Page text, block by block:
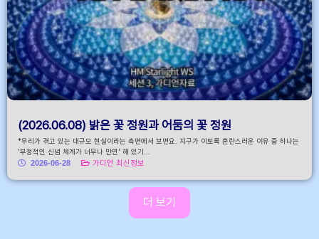
(2026.06.08) 밝은 꽃 정원과 어둠의 꽃 정원
*우리가 겪고 있는 대규모 현실이라는 측면에서 보면요. 지구가 이토록 혼란스러운 이유 중 하나는
'부정적인 신념 체계가 너무나 만연' 해 있기...
2026-06-28
가디언 최신정보
더 보기